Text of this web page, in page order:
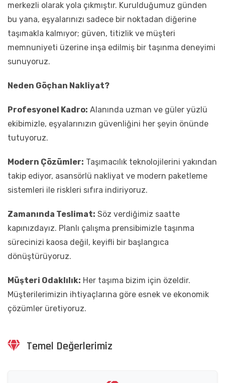
merkezli olarak yola çıkmıştır. Kurulduğumuz günden
bu yana, eşyalarınızı sadece bir noktadan diğerine
taşımakla kalmıyor; güven, titizlik ve müşteri
memnuniyeti üzerine inşa edilmiş bir taşınma deneyimi
sunuyoruz.
Neden Göçhan Nakliyat?
Profesyonel Kadro: Alanında uzman ve güler yüzlü
ekibimizle, eşyalarınızın güvenliğini her şeyin önünde
tutuyoruz.
Modern Çözümler: Taşımacılık teknolojilerini yakından
takip ediyor, asansörlü nakliyat ve modern paketleme
sistemleri ile riskleri sıfıra indiriyoruz.
Zamanında Teslimat: Söz verdiğimiz saatte
kapınızdayız. Planlı çalışma prensibimizle taşınma
sürecinizi kaosa değil, keyifli bir başlangıca
dönüştürüyoruz.
Müşteri Odaklılık: Her taşıma bizim için özeldir.
Müşterilerimizin ihtiyaçlarına göre esnek ve ekonomik
çözümler üretiyoruz.
Temel Değerlerimiz